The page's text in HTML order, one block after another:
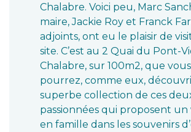
Chalabre. Voici peu, Marc
maire, Jackie Roy et Franck
adjoints, ont eu le plaisir de
site. C’est au 2 Quai du Pont-
Chalabre, sur 100m2, que vous
pourrez, comme eux,
superbe collection de ces
passionnées qui proposent un
en famille dans les souvenirs